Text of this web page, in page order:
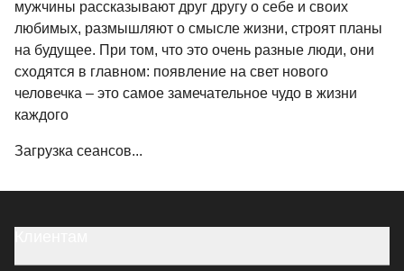
мужчины рассказывают друг другу о себе и своих
любимых, размышляют о смысле жизни, строят планы
на будущее. При том, что это очень разные люди, они
сходятся в главном: появление на свет нового
человечка – это самое замечательное чудо в жизни
каждого
Загрузка сеансов...